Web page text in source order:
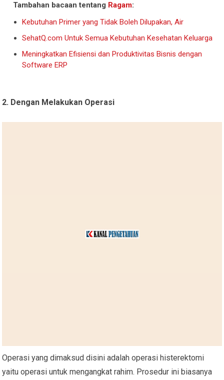
Tambahan bacaan tentang Ragam:
Kebutuhan Primer yang Tidak Boleh Dilupakan, Air
SehatQ.com Untuk Semua Kebutuhan Kesehatan Keluarga
Meningkatkan Efisiensi dan Produktivitas Bisnis dengan
Software ERP
2. Dengan Melakukan Operasi
Operasi yang dimaksud disini adalah operasi histerektomi
yaitu operasi untuk mengangkat rahim. Prosedur ini biasanya